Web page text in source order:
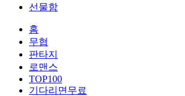
선물함
홈
무협
판타지
로맨스
TOP100
기다리면무료